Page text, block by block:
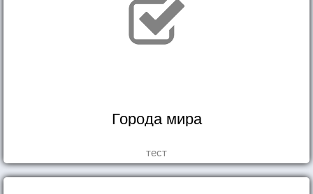
Города мира
тест